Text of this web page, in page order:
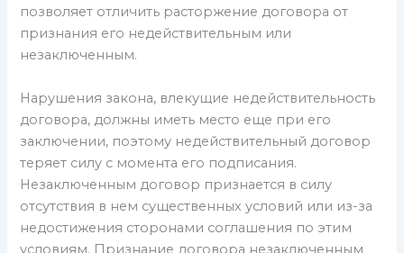
позволяет отличить расторжение договора от
признания его недействительным или
незаключенным.
Нарушения закона, влекущие недействительность
договора, должны иметь место еще при его
заключении, поэтому недействительный договор
теряет силу с момента его подписания.
Незаключенным договор признается в силу
отсутствия в нем существенных условий или из-за
недостижения сторонами соглашения по этим
условиям. Признание договора незаключенным